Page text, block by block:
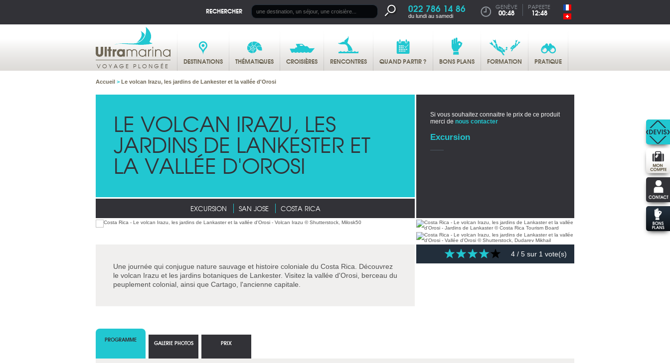
RECHERCHER 022 786 14 86
du lundi au samedi
GENÈVE
00:48
PAPEETE
12:48
VOYAGE PLONGÉE DESTINATIONS THÉMATIQUES CROISIÈRES RENCONTRES QUAND PARTIR ? BONS PLANS FORMATION PRATIQUE
Accueil > Le volcan Irazu, les jardins de Lankester et la vallée d'Orosi
LE VOLCAN IRAZU, LES
JARDINS DE LANKESTER ET
LA VALLÉE D'OROSI
EXCURSION SAN JOSE COSTA RICA
Si vous souhaitez connaitre le prix de ce produit
merci de nous contacter
Excursion
Une journée qui conjugue nature sauvage et histoire coloniale du Costa Rica. Découvrez
le volcan Irazu et les jardins botaniques de Lankester. Visitez la vallée d'Orosi, berceau du
peuplement colonial, ainsi que Cartago, l'ancienne capitale.
4 / 5 sur 1 vote(s)
PROGRAMME GALERIE PHOTOS PRIX